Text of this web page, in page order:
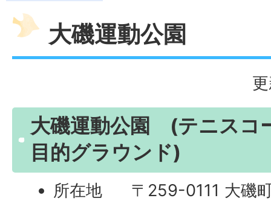
大磯運動公園
大磯運動公園 (テニスコ
目的グラウンド)
所在地 〒259-0111 大磯